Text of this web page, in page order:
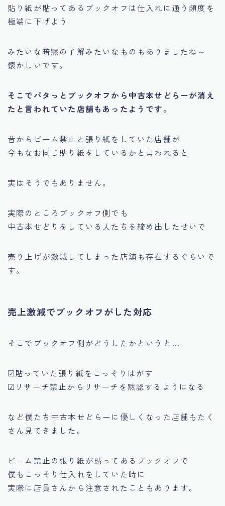
貼り紙が貼ってあるブックオフは仕入れに通う頻度を
極端に下げよう
みたいな暗黙の了解みたいなものもありましたね～
懐かしいです。
そこでパタっとブックオフから中古本せどらーが消え
たと言われていた店舗もあったようです。
昔からビーム禁止と張り紙をしていた店舗が
今もなお同じ貼り紙をしているかと言われると
実はそうでもありません。
実際のところブックオフ側でも
中古本せどりをしている人たちを締め出したせいで
売り上げが激減してしまった店舗も存在するぐらいで
す。
売上激減でブックオフがした対応
そこでブックオフ側がどうしたかというと…
☑貼っていた張り紙をこっそりはがす
☑リサーチ禁止からリサーチを黙認するようになる
など僕たち中古本せどらーに優しくなった店舗もたく
さん見てきました。
ビーム禁止の張り紙が貼ってあるブックオフで
僕もこっそり仕入れをしていた時に
実際に店員さんから注意されたこともあります。